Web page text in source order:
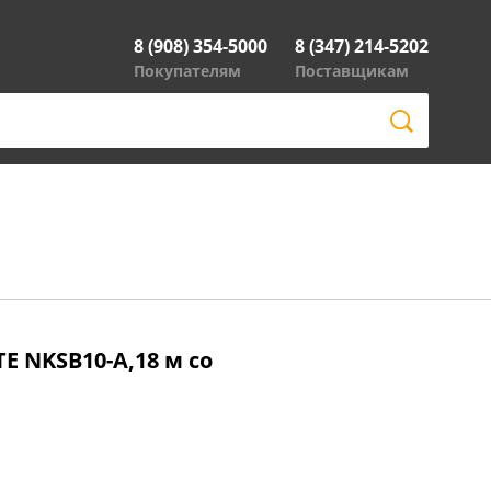
8 (908) 354-5000
Покупателям
8 (347) 214-5202
Поставщикам
NKSB10-A,18 м со